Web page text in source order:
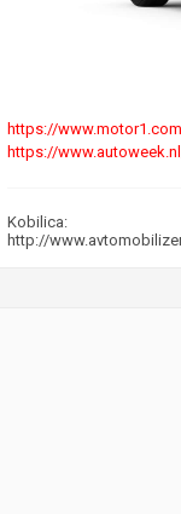
https://
https://
Kobilica:
http://